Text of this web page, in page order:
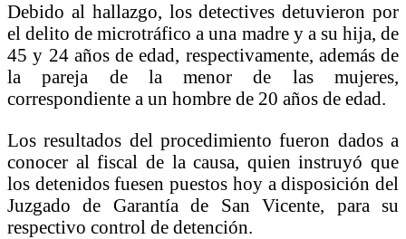
Debido al hallazgo, los detectives detuvieron por
el delito de microtráfico a una madre y a su hija, de
45 y 24 años de edad, respectivamente, además de
la pareja de la menor de las mujeres,
correspondiente a un hombre de 20 años de edad.
Los resultados del procedimiento fueron dados a
conocer al fiscal de la causa, quien instruyó que
los detenidos fuesen puestos hoy a disposición del
Juzgado de Garantía de San Vicente, para su
respectivo control de detención.